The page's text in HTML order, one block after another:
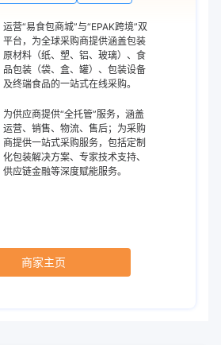
运营“易食包商城”与“EPAK跨境”双
平台，为全球采购商提供涵盖包装
原材料（纸、塑、铝、玻璃）、食
品包装（袋、盒、罐）、包装设备
及终端食品的一站式在线采购。
为供应商提供“全托管”服务，涵盖
运营、销售、物流、售后；为采购
商提供一站式采购服务，包括定制
化包装解决方案、专家技术支持、
供应链金融等深度赋能服务。
商家主页